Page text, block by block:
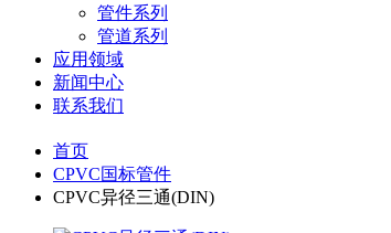
管件系列
管道系列
应用领域
新闻中心
联系我们
首页
CPVC国标管件
CPVC异径三通(DIN)